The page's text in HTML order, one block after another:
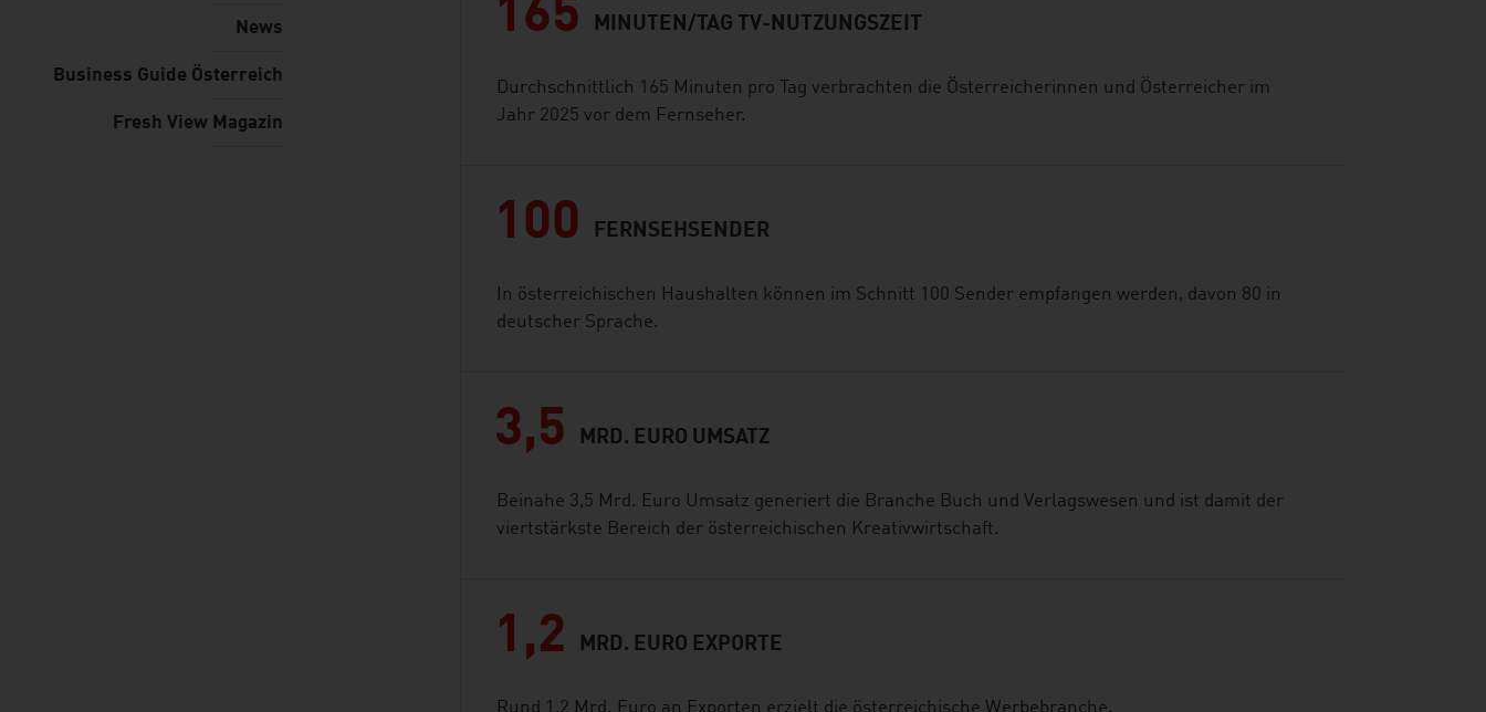
News
Business Guide Österreich
Fresh View Magazin
165 MINUTEN/TAG TV-NUTZUNGSZEIT
Durchschnittlich 165 Minuten pro Tag verbrachten die Österreicherinnen und Österreicher im
Jahr 2025 vor dem Fernseher.
100 FERNSEHSENDER
In österreichischen Haushalten können im Schnitt 100 Sender empfangen werden, davon 80 in
deutscher Sprache.
3,5 MRD. EURO UMSATZ
Beinahe 3,5 Mrd. Euro Umsatz generiert die Branche Buch und Verlagswesen und ist damit der
viertstärkste Bereich der österreichischen Kreativwirtschaft.
1,2 MRD. EURO EXPORTE
Rund 1,2 Mrd. Euro an Exporten erzielt die österreichische Werbebranche.